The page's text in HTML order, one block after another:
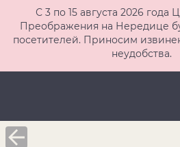
С 3 по 15 августа 2026 года
Преображения на Нередице
посетителей. Приносим
неудобства.